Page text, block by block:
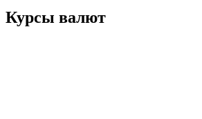
Курсы валют